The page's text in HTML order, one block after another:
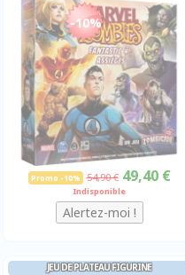
-10%
Promo -10% 54,90 € 49,40 €
Indisponible
JEU DE PLATEAU FIGURINE